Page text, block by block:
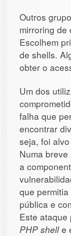
Outros
mirroring de
Escolhem
de shells.
obter o
Um dos
falha que
encontrar
seja, foi
Numa
a
que
pública e
Este ataque
PHP shelle